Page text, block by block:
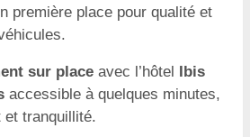
première place pour qualité et
sur place avec l’hôtel
Ibis
accessible à quelques minutes,
tranquillité.